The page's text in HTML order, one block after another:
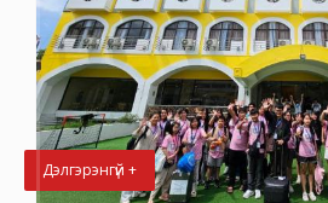
Дэлгэрэнгүй +